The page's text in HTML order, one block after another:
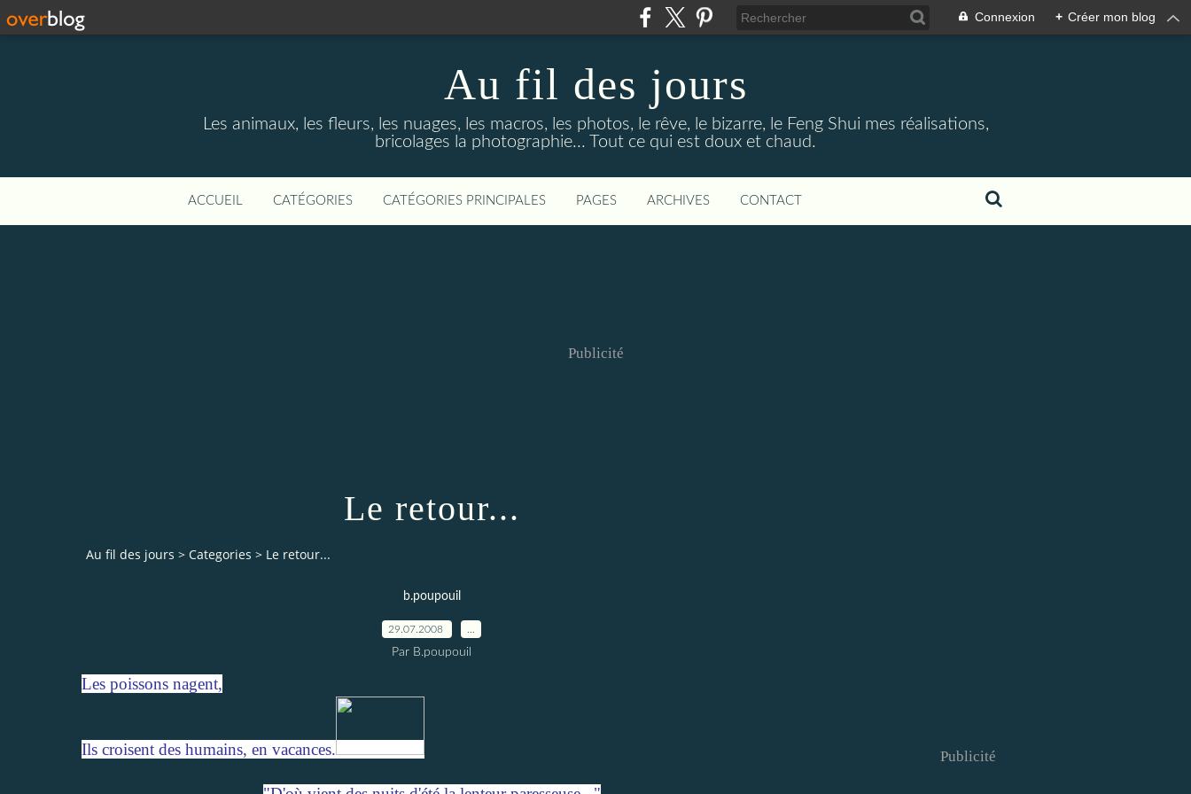
Connexion + Créer mon blog
Au fil des jours
Les animaux, les fleurs, les nuages, les macros, les photos, le rêve, le bizarre, le Feng Shui mes réalisations,
bricolages la photographie... Tout ce qui est doux et chaud.
ACCUEIL CATÉGORIES CATÉGORIES PRINCIPALES PAGES ARCHIVES CONTACT
Publicité
Le retour...
Au fil des jours > Categories > Le retour...
b.poupouil
29.07.2008
Par B.poupouil
Les poissons nagent,
Ils croisent des humains, en vacances. Publicité